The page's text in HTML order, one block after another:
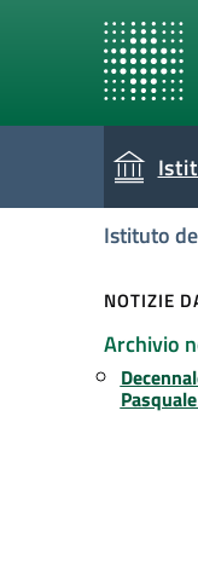
current
Istituto
NOTIZIE
Archivio